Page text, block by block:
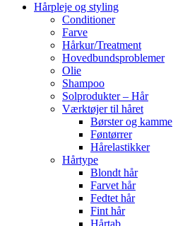
Hårpleje og styling
Conditioner
Farve
Hårkur/Treatment
Hovedbundsproblemer
Olie
Shampoo
Solprodukter – Hår
Værktøjer til håret
Børster og kamme
Føntørrer
Hårelastikker
Hårtype
Blondt hår
Farvet hår
Fedtet hår
Fint hår
Hårtab